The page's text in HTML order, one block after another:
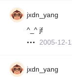
jxdn_yang
^_^ jf
2005-12-
jxdn_yang